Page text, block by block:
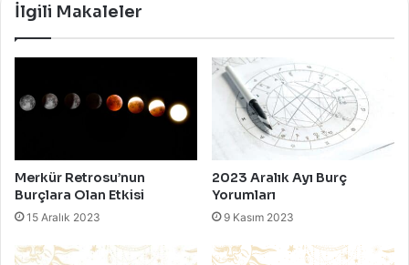
İlgili Makaleler
Merkür Retrosu’nun
Burçlara Olan Etkisi
15 Aralık 2023
2023 Aralık Ayı Burç
Yorumları
9 Kasım 2023